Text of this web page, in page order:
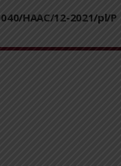
HAAC/12-2021/pl/P